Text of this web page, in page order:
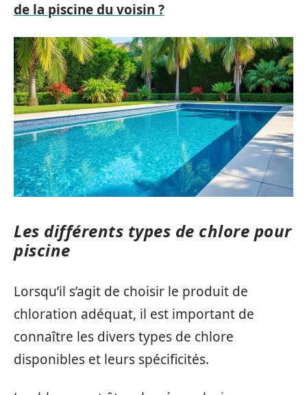
de la piscine du voisin ?
Les différents types de chlore pour
piscine
Lorsqu’il s’agit de choisir le produit de
chloration adéquat, il est important de
connaître les divers types de chlore
disponibles et leurs spécificités.